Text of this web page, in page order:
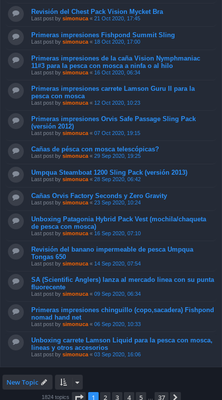
Revisión del Chest Pack Vision Mycket Bra
Last post by simonuca « 21 Oct 2020, 17:45
Primeras impresiones Fishpond Summit Sling
Last post by simonuca « 18 Oct 2020, 17:00
Primeras impresiones de la caña Vision Nymphmaniac
11#3 para la pesca con mosca a ninfa o al hilo
Last post by simonuca « 16 Oct 2020, 06:34
Primeras impresiones carrete Lamson Guru II para la
pesca con mosca
Last post by simonuca « 12 Oct 2020, 10:23
Primeras impresiones Orvis Safe Passage Sling Pack
(versión 2012)
Last post by simonuca « 07 Oct 2020, 19:15
Cañas de pésca con mosca telescópicas?
Last post by simonuca « 29 Sep 2020, 19:25
Umpqua Steamboat 1200 Sling Pack (versión 2013)
Last post by simonuca « 28 Sep 2020, 06:42
Cañas Orvis Factory Seconds y Zero Gravity
Last post by simonuca « 23 Sep 2020, 10:24
Unboxing Patagonia Hybrid Pack Vest (mochila/chaqueta
de pesca con mosca)
Last post by simonuca « 16 Sep 2020, 07:10
Revisión del banano impermeable de pesca Umpqua
Tongas 650
Last post by simonuca « 14 Sep 2020, 07:54
SA (Scientific Anglers) lanza al mercado linea con su punta
fluorecente
Last post by simonuca « 09 Sep 2020, 06:34
Primeras impresiones chinguillo (copo,sacadera) Fishpond
nomad hand net
Last post by simonuca « 06 Sep 2020, 10:33
Unboxing carrete Lamson Liquid para la pesca con mosca,
lineas y otros accesorios
Last post by simonuca « 03 Sep 2020, 16:06
New Topic
1824 topics Page 1of 37
1 2 3 4 5 37